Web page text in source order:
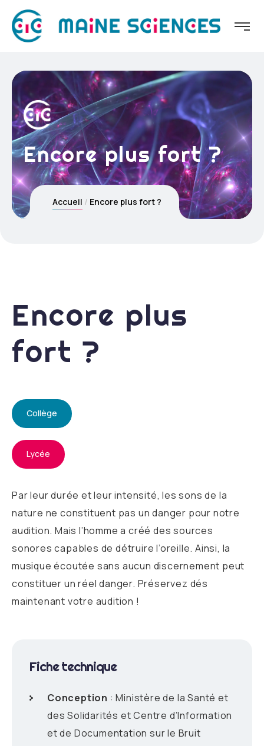
Encore plus fort ?
Accueil Encore plus fort ?
Encore plus
fort ?
Collège
Lycée
Par leur durée et leur intensité, les sons de la
nature ne constituent pas un danger pour notre
audition. Mais l’homme a créé des sources
sonores capables de détruire l’oreille. Ainsi, la
musique écoutée sans aucun discernement peut
constituer un réel danger. Préservez dés
maintenant votre audition !
Fiche technique
Conception : Ministère de la Santé et
des Solidarités et Centre d’Information
et de Documentation sur le Bruit